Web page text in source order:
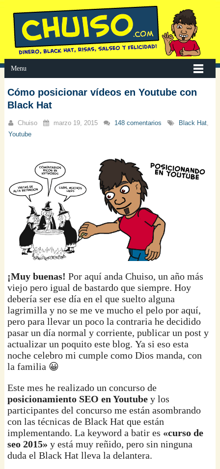
Menu
Cómo posicionar vídeos en Youtube con
Black Hat
Chuiso marzo 19, 2015 148 comentarios Black Hat,
Youtube
¡Muy buenas! Por aquí anda Chuiso, un año más
viejo pero igual de bastardo que siempre. Hoy
debería ser ese día en el que suelto alguna
lagrimilla y no se me ve mucho el pelo por aquí,
pero para llevar un poco la contraria he decidido
pasar un día normal y corriente, publicar un post y
actualizar un poquito este blog. Ya si eso esta
noche celebro mi cumple como Dios manda, con
la familia 😀
Este mes he realizado un concurso de
posicionamiento SEO en Youtube y los
participantes del concurso me están asombrando
con las técnicas de Black Hat que están
implementando. La keyword a batir es «curso de
seo 2015» y está muy reñido, pero sin ninguna
duda el Black Hat lleva la delantera.